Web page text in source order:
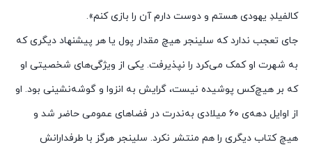
کالفیلدِ یهودی هستم و دوست دارم آن را بازی کنم».
جای تعجب ندارد که سلینجر هیچ مقدار پول یا هر پیشنهاد دیگری که
به شهرت او کمک می‌کرد را نپذیرفت. یکی از ویژگی‌های شخصیتی او
که بر هیچ‌کس پوشیده نیست، گرایش به انزوا و گوشه‌نشینی بود. او
از اوایل دهه‌ی ۶۰ میلادی به‌ندرت در فضاهای عمومی حاضر شد و
هیچ کتاب دیگری را هم منتشر نکرد. سلینجر هرگز با طرفدارانش